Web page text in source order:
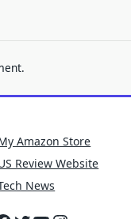
Amazon Store
Review Website
News